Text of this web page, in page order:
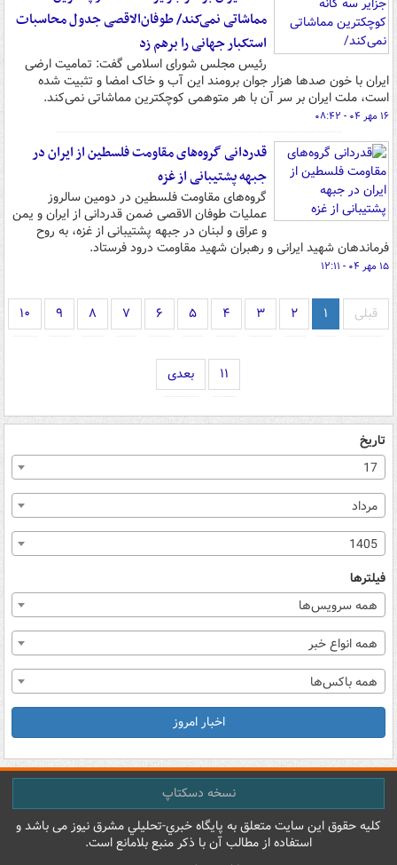
مماشاتی نمی‌کند/ طوفان‌الاقصی جدول محاسبات
استکبار جهانی را برهم زد
رئیس مجلس شورای اسلامی گفت: تمامیت ارضی
ایران با خون صدها هزار جوان برومند این آب و خاک امضا و تثبیت شده
است، ملت ایران بر سر آن با هر متوهمی کوچکترین مماشاتی نمی‌کند.
۱۶ مهر ۰۴ - ۰۸:۴۲
قدردانی گروه‌های مقاومت فلسطین از ایران در
جبهه پشتیبانی از غزه
گروه‌های مقاومت فلسطین در دومین سالروز
عملیات طوفان الاقصی ضمن قدردانی از ایران و یمن
و عراق و لبنان در جبهه پشتیبانی از غزه، به روح
فرماندهان شهید ایرانی و رهبران شهید مقاومت درود فرستاد.
۱۵ مهر ۰۴ - ۱۲:۱۱
قبلی ۱ ۲ ۳ ۴ ۵ ۶ ۷ ۸ ۹ ۱۰
۱۱ بعدی
تاریخ
17
مرداد
1405
فیلترها
همه سرویس‌ها
همه انواع خبر
همه باکس‌ها
اخبار امروز
نسخه دسکتاپ
کليه حقوق اين سايت متعلق به پایگاه خبري-تحليلي مشرق نيوز می باشد و
استفاده از مطالب آن با ذکر منبع بلامانع است.